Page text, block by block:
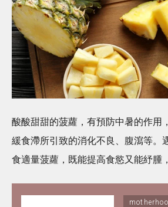
酸酸甜甜的菠蘿，有預防中暑的作用
緩食滯所引致的消化不良、腹瀉等。
食適量菠蘿，既能提高食慾又能紓腫